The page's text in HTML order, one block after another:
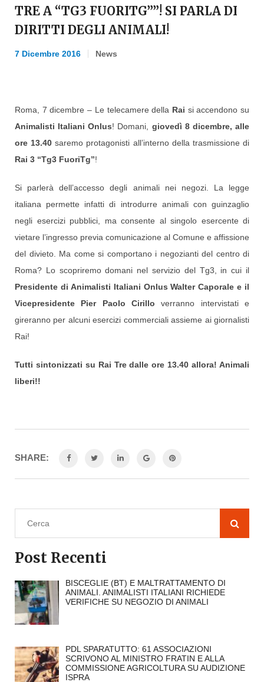
TRE A “TG3 FUORITG””! SI PARLA DI
DIRITTI DEGLI ANIMALI!
7 Dicembre 2016 News
Roma, 7 dicembre – Le telecamere della Rai si accendono su
Animalisti Italiani Onlus! Domani, giovedì 8 dicembre, alle
ore 13.40 saremo protagonisti all’interno della trasmissione di
Rai 3 “Tg3 FuoriTg”!
Si parlerà dell’accesso degli animali nei negozi. La legge
italiana permette infatti di introdurre animali con guinzaglio
negli esercizi pubblici, ma consente al singolo esercente di
vietare l’ingresso previa comunicazione al Comune e affissione
del divieto. Ma come si comportano i negozianti del centro di
Roma? Lo scopriremo domani nel servizio del Tg3, in cui il
Presidente di Animalisti Italiani Onlus Walter Caporale e il
Vicepresidente Pier Paolo Cirillo verranno intervistati e
gireranno per alcuni esercizi commerciali assieme ai giornalisti
Rai!
Tutti sintonizzati su Rai Tre dalle ore 13.40 allora! Animali
liberi!!
SHARE:
Post Recenti
BISCEGLIE (BT) E MALTRATTAMENTO DI
ANIMALI. ANIMALISTI ITALIANI RICHIEDE
VERIFICHE SU NEGOZIO DI ANIMALI
PDL SPARATUTTO: 61 ASSOCIAZIONI
SCRIVONO AL MINISTRO FRATIN E ALLA
COMMISSIONE AGRICOLTURA SU AUDIZIONE
ISPRA